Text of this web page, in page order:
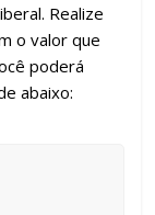
Realize
o valor que
poderá
abaixo: